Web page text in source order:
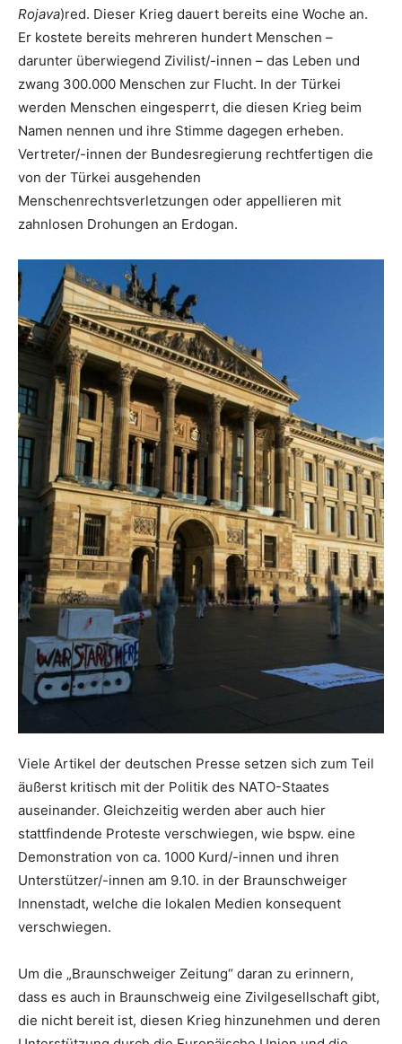
Rojava)red. Dieser Krieg dauert bereits eine Woche an.
Er kostete bereits mehreren hundert Menschen –
darunter überwiegend Zivilist/-innen – das Leben und
zwang 300.000 Menschen zur Flucht. In der Türkei
werden Menschen eingesperrt, die diesen Krieg beim
Namen nennen und ihre Stimme dagegen erheben.
Vertreter/-innen der Bundesregierung rechtfertigen die
von der Türkei ausgehenden
Menschenrechtsverletzungen oder appellieren mit
zahnlosen Drohungen an Erdogan.
Viele Artikel der deutschen Presse setzen sich zum Teil
äußerst kritisch mit der Politik des NATO-Staates
auseinander. Gleichzeitig werden aber auch hier
stattfindende Proteste verschwiegen, wie bspw. eine
Demonstration von ca. 1000 Kurd/-innen und ihren
Unterstützer/-innen am 9.10. in der Braunschweiger
Innenstadt, welche die lokalen Medien konsequent
verschwiegen.
Um die „Braunschweiger Zeitung“ daran zu erinnern,
dass es auch in Braunschweig eine Zivilgesellschaft gibt,
die nicht bereit ist, diesen Krieg hinzunehmen und deren